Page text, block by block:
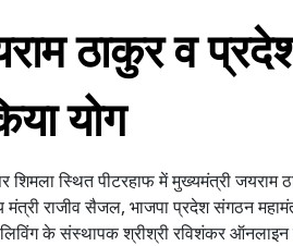
ठाकुर व
योग
शिमला स्थित पीटरहाफ में मुख्यमंत्री
राजीव सैजल, भाजपा प्रदेश संगठन
के संस्थापक श्रीश्री रविशंकर ऑनलाइन